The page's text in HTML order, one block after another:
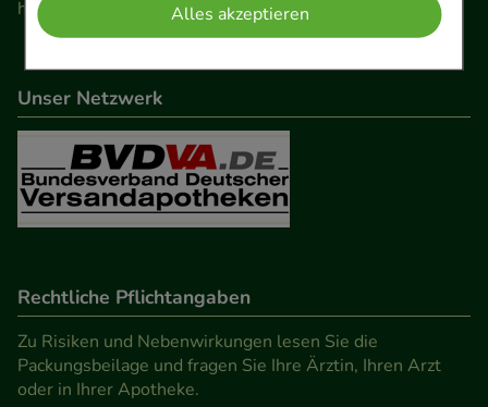
Komfort:Diese Cookies werden genutzt um das
Einkaufserlebnis noch ansprechender zu gestalten,
beispielsweise für die Wiedererkennung des
Besuchers oder unsere Seite an bevorzugte
Verhaltensweisen (z.B. Spracheinstellung)
anzupassen. Komfort-Cookies ermöglichen es uns
auch auf Ihre Bedürfnisse zugeschrittene Inhalte
Statistik & Tracking:Hierüber lassen sich
Informationen über die Art und Weise der Nutzung
unserer Website sammeln, mit deren Hilfe wir
Alles akzeptieren
Unser Netzwerk
Rechtliche Pflichtangaben
Zu Risiken und Nebenwirkungen lesen Sie die
Packungsbeilage und fragen Sie Ihre Ärztin, Ihren Arzt
oder in Ihrer Apotheke.